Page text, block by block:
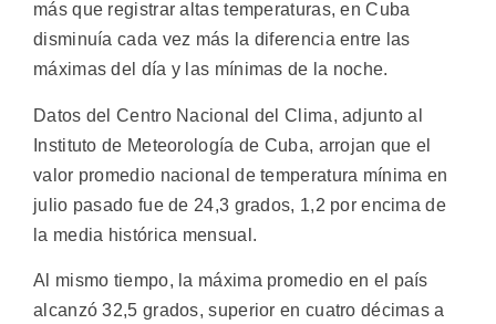
más que registrar altas temperaturas, en Cuba
disminuía cada vez más la diferencia entre las
máximas del día y las mínimas de la noche.
Datos del Centro Nacional del Clima, adjunto al
Instituto de Meteorología de Cuba, arrojan que el
valor promedio nacional de temperatura mínima en
julio pasado fue de 24,3 grados, 1,2 por encima de
la media histórica mensual.
Al mismo tiempo, la máxima promedio en el país
alcanzó 32,5 grados, superior en cuatro décimas a